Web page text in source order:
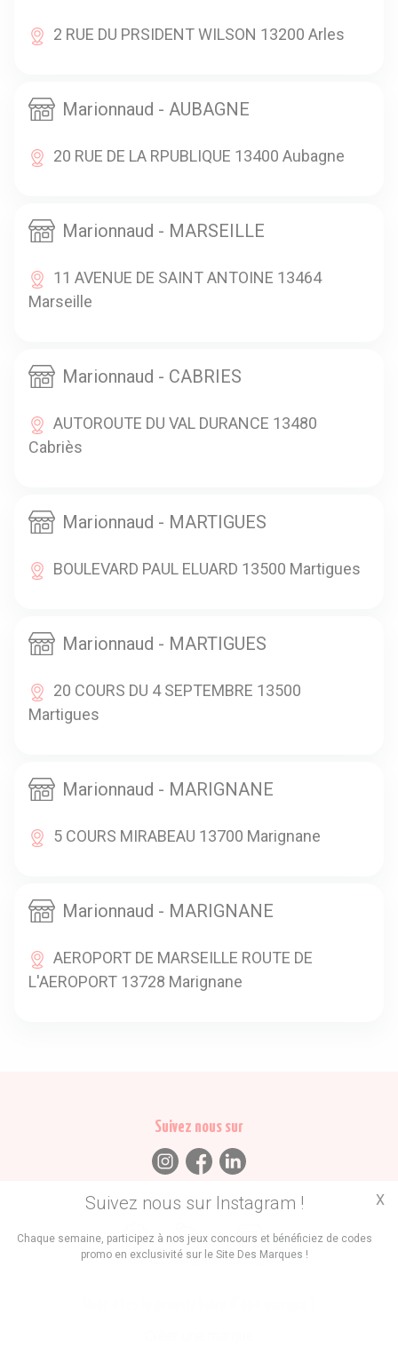
2 RUE DU PRSIDENT WILSON 13200 Arles
Marionnaud - AUBAGNE
20 RUE DE LA RPUBLIQUE 13400 Aubagne
Marionnaud - MARSEILLE
11 AVENUE DE SAINT ANTOINE 13464
Marseille
Marionnaud - CABRIES
AUTOROUTE DU VAL DURANCE 13480
Cabriès
Marionnaud - MARTIGUES
BOULEVARD PAUL ELUARD 13500 Martigues
Marionnaud - MARTIGUES
20 COURS DU 4 SEPTEMBRE 13500
Martigues
Marionnaud - MARIGNANE
5 COURS MIRABEAU 13700 Marignane
Marionnaud - MARIGNANE
AEROPORT DE MARSEILLE ROUTE DE
L'AEROPORT 13728 Marignane
Suivez nous sur Instagram !
Chaque semaine, participez à nos jeux concours et bénéficiez de codes
promo en exclusivité sur le Site Des Marques !
X
Suivez nous sur
Trouvez des
Promos Marques Boutiques